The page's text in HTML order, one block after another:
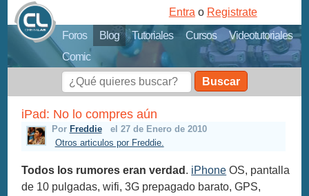
Foros Blog Tutoriales Cursos
Videotutoriales
Comic
Entra o Registrate
Buscar
iPad: No lo compres aún
Por Freddie
el 27 de Enero de 2010
Otros articulos por Freddie.
Todos los rumores eran verdad . iPhone OS, pantalla
de 10 pulgadas, wifi, 3G prepagado barato, GPS,